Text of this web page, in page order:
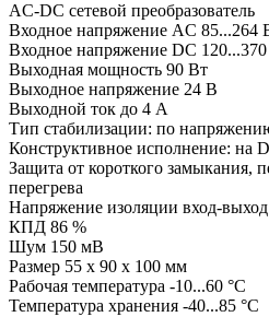
AC-DC сетевой преобразователь
Входное напряжение AC 85...264
Входное напряжение DC
Выходная мощность 90 Вт
Выходное напряжение 24 В
Выходной ток до 4 А
Тип стабилизации: по
Конструктивное исполнение: на
Защита от короткого замыкания,
перегрева
Напряжение изоляции вход-
КПД 86 %
Шум 150 мВ
Размер 55 x 90 x 100 мм
Рабочая температура -10...60 °C
Температура хранения -40...85 °C